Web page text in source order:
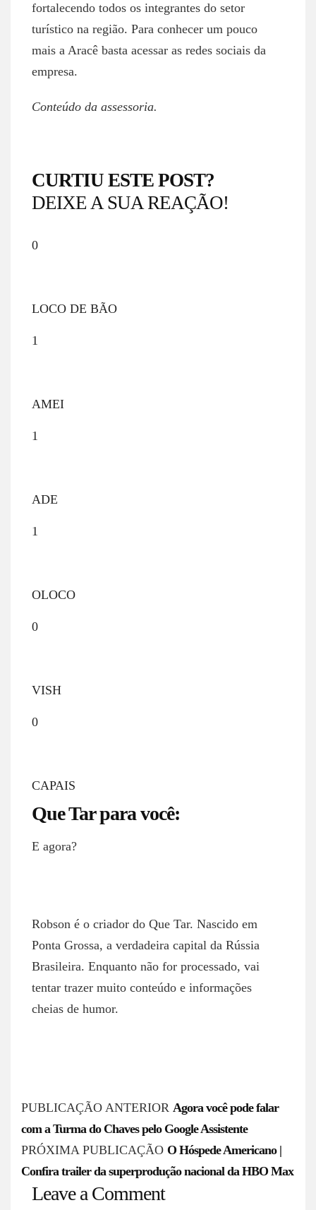
fortalecendo todos os integrantes do setor
turístico na região. Para conhecer um pouco
mais a Aracê basta acessar as redes sociais da
empresa.
Conteúdo da assessoria.
CURTIU ESTE POST?
DEIXE A SUA REAÇÃO!
0
LOCO DE BÃO
1
AMEI
1
ADE
1
OLOCO
0
VISH
0
CAPAIS
Que Tar para você:
E agora?
Robson é o criador do Que Tar. Nascido em
Ponta Grossa, a verdadeira capital da Rússia
Brasileira. Enquanto não for processado, vai
tentar trazer muito conteúdo e informações
cheias de humor.
P
o
s
t
PUBLICAÇÃO ANTERIOR Agora você pode falar
com a Turma do Chaves pelo Google Assistente
PRÓXIMA PUBLICAÇÃO O Hóspede Americano |
Confira trailer da superprodução nacional da HBO Max
Leave a Comment